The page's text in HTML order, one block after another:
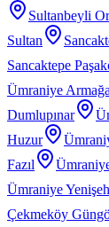
Sultanbeyli
Sultan
Sancaktepe
Ümraniye
Dumlupınar
Huzur
Fazıl
Ümraniye
Çekmeköy